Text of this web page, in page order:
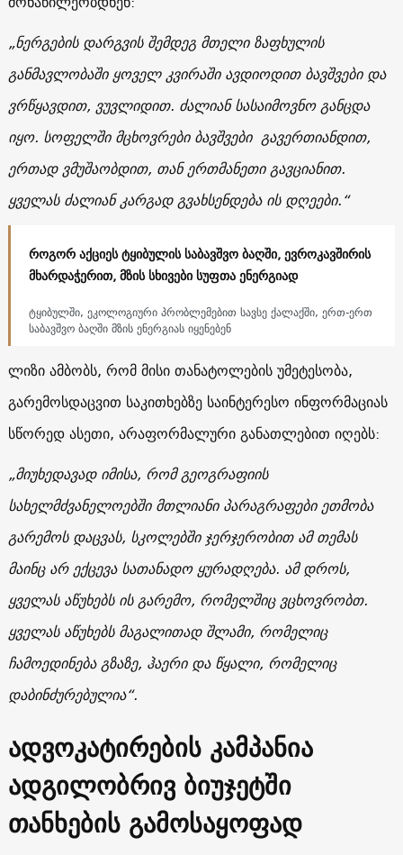
„ნერგების დარგვის შემდეგ მთელი ზაფხულის
განმავლობაში ყოველ კვირაში ავდიოდით ბავშვები და
ვრწყავდით, ვუვლიდით. ძალიან სასაიმოვნო განცდა
იყო. სოფელში მცხოვრები ბავშვები გავერთიანდით,
ერთად ვმუშაობდით, თან ერთმანეთი გავციანით.
ყველას ძალიან კარგად გვახსენდება ის დღეები.“
როგორ აქციეს ტყიბულის საბავშვო ბაღში, ევროკავშირის
მხარდაჭერით, მზის სხივები სუფთა ენერგიად
ტყიბულში, ეკოლოგიური პრობლემებით სავსე ქალაქში, ერთ-ერთ
საბავშვო ბაღში მზის ენერგიას იყენებენ
ლიზი ამბობს, რომ მისი თანატოლების უმეტესობა,
გარემოსდაცვით საკითხებზე საინტერესო ინფორმაციას
სწორედ ასეთი, არაფორმალური განათლებით იღებს:
„მიუხედავად იმისა, რომ გეოგრაფიის
სახელმძვანელოებში მთლიანი პარაგრაფები ეთმობა
გარემოს დაცვას, სკოლებში ჯერჯერობით ამ თემას
მაინც არ ექცევა სათანადო ყურადღება. ამ დროს,
ყველას აწუხებს ის გარემო, რომელშიც ვცხოვრობთ.
ყველას აწუხებს მაგალითად შლამი, რომელიც
ჩამოედინება გზაზე, ჰაერი და წყალი, რომელიც
დაბინძურებულია“.
ადვოკატირების კამპანია
ადგილობრივ ბიუჯეტში
თანხების გამოსაყოფად